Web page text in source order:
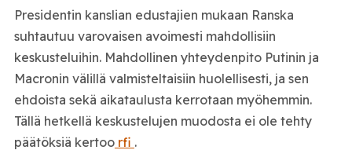
Presidentin kanslian edustajien mukaan Ranska
suhtautuu varovaisen avoimesti mahdollisiin
keskusteluihin. Mahdollinen yhteydenpito Putinin ja
Macronin välillä valmisteltaisiin huolellisesti, ja sen
ehdoista sekä aikataulusta kerrotaan myöhemmin.
Tällä hetkellä keskustelujen muodosta ei ole tehty
päätöksiä kertoorfi .